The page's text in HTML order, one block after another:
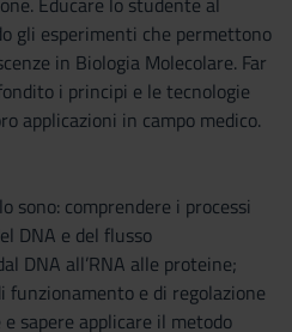
gli esperimenti che permettono
in Biologia Molecolare. Far
i principi e le tecnologie
applicazioni in campo medico.
comprendere i processi
DNA e del flusso
DNA all’RNA alle proteine;
funzionamento e di regolazione
sapere applicare il metodo